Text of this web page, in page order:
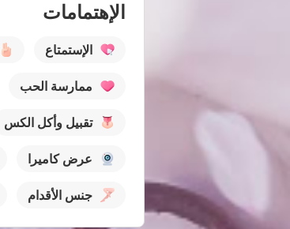
الإهتمامات
الإستمتاع
ممارسة الحب
تقبيل وأكل الكس
عرض كاميرا
جنس الأقدام